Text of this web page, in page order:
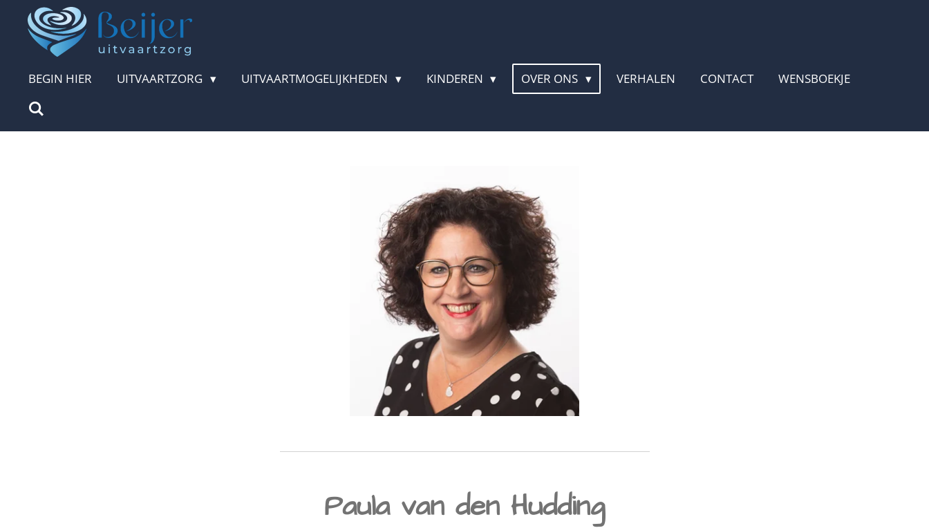
direct
hoofdinhoud
BEGIN HIER UITVAARTZORG UITVAARTMOGELIJKHEDEN KINDEREN OVER ONS VERHALEN CONTACT WENSBOEKJE
Paula van den Hudding